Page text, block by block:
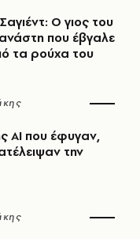
Ο γιος του
που έβγαλε
τα ρούχα του
ΑΙ που έφυγαν,
την